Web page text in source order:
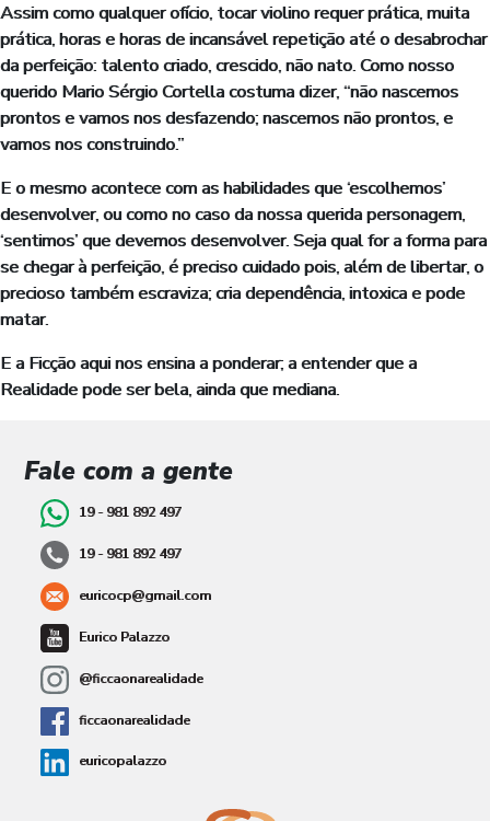
Assim como qualquer ofício, tocar violino requer prática, muita
prática, horas e horas de incansável repetição até o desabrochar
da perfeição: talento criado, crescido, não nato. Como nosso
querido Mario Sérgio Cortella costuma dizer, “não nascemos
prontos e vamos nos desfazendo; nascemos não prontos, e
vamos nos construindo.”
E o mesmo acontece com as habilidades que ‘escolhemos’
desenvolver, ou como no caso da nossa querida personagem,
‘sentimos’ que devemos desenvolver. Seja qual for a forma para
se chegar à perfeição, é preciso cuidado pois, além de libertar, o
precioso também escraviza; cria dependência, intoxica e pode
matar.
E a Ficção aqui nos ensina a ponderar; a entender que a
Realidade pode ser bela, ainda que mediana.
Fale com a gente
19 - 981 892 497
19 - 981 892 497
euricocp@gmail.com
Eurico Palazzo
@ficcaonarealidade
ficcaonarealidade
euricopalazzo